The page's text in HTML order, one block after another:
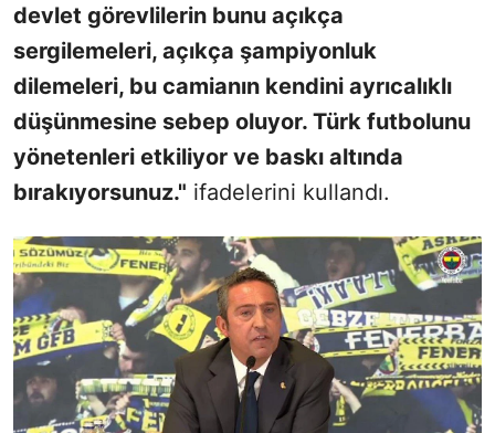
devlet görevlilerin bunu açıkça
sergilemeleri, açıkça şampiyonluk
dilemeleri, bu camianın kendini ayrıcalıklı
düşünmesine sebep oluyor. Türk futbolunu
yönetenleri etkiliyor ve baskı altında
bırakıyorsunuz." ifadelerini kullandı.